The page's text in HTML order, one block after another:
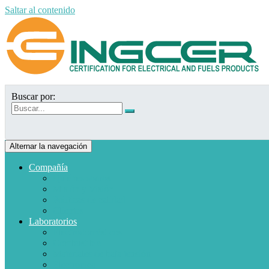
Saltar al contenido
Buscar por:
Alternar la navegación
Compañía
Laboratorios